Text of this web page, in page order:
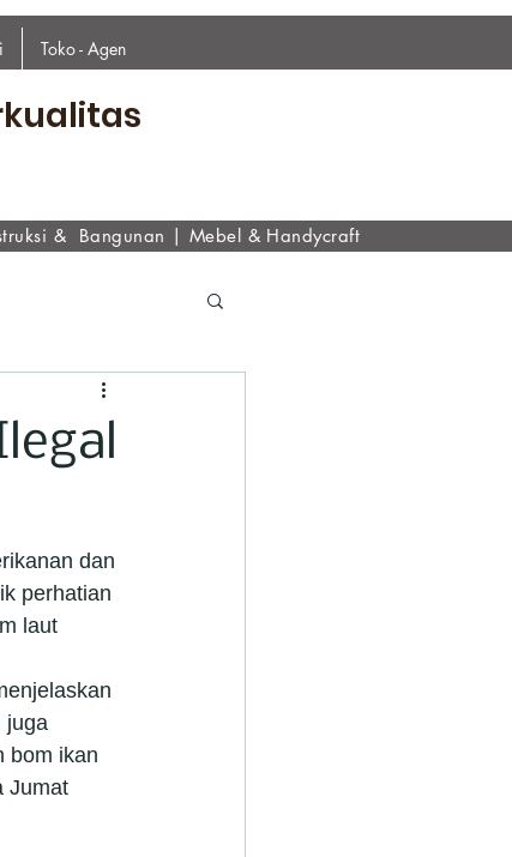
Toko - Agen
& Bangunan | Mebel & Handycraft
dan
perhatian
laut
juga
bom ikan
Jumat